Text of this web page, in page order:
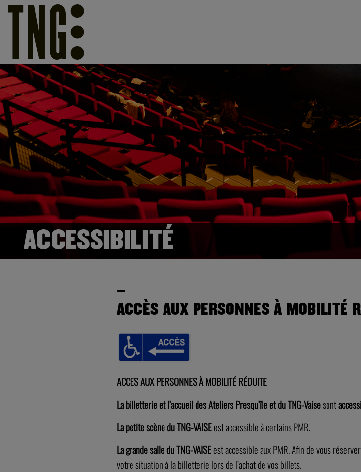
ACCESSIBILITÉ
–
ACCÈS AUX PERSONNES À MOBILITÉ
ACCES AUX PERSONNES À MOBILITÉ RÉDUITE
La billetterie et l’accueil des Ateliers Presqu’île et du TNG-Vaisesont
Lapetite scène du TNG-VAISEest accessible à certains PMR.
La grande salle du TNG-VAISEest accessible aux PMR. Afin de vous
votre situation à la billetterie lors de l’achat de vos billets.